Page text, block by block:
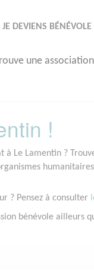
JE DEVIENS BÉNÉVOLE
une association
!
à Le Lamentin ?
? Pensez à consulter
bénévole ailleurs